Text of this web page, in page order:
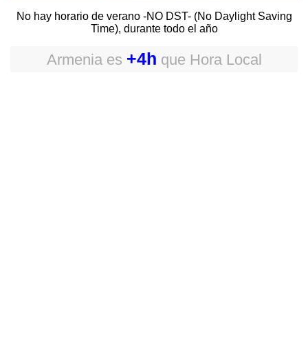
No hay horario de verano -NO DST- (No Daylight Saving
Time), durante todo el año
Armeniaes +4h que Hora Local